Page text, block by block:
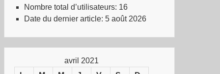
Nombre total d’utilisateurs: 16
Date du dernier article: 5 août 2026
avril 2021